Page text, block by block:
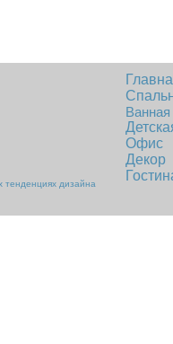
тенденциях дизайна
Ванная
Офис
Декор